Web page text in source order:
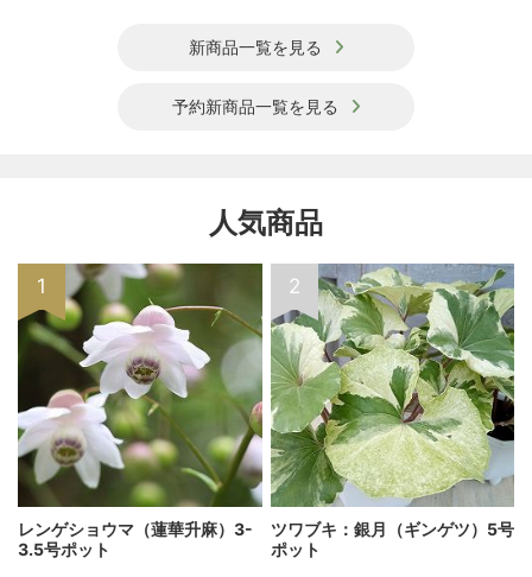
新商品一覧を見る
予約新商品一覧を見る
人気商品
1
レンゲショウマ（蓮華升麻）3-
3.5号ポット
2
ツワブキ：銀月（ギンゲツ）5号
ポット